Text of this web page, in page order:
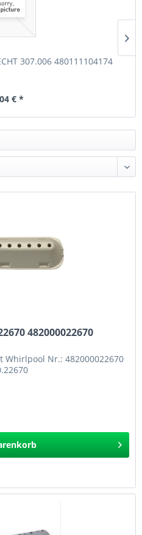
307.006 480111104174
€ *
482000022670
Nr.: 482000022670